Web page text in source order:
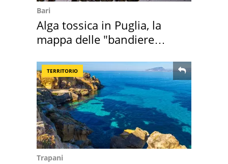
Bari
Alga tossica in Puglia, la
mappa delle "bandiere
TERRITORIO
Trapani